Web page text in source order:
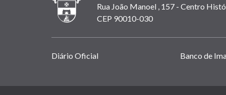
Rua João Manoel , 157 - Centro
CEP 90010-030
Links
Diário Oficial Banco de